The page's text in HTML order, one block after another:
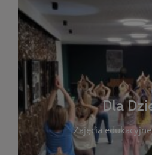
Dla
Zajęcia
plastycznych i spotkaniach z
dzieci. Biblioteka oferuje
opowiadań i lektur
kącik do wspólnego
rozbudzać miłość do
Zapraszamy do wspólnej
świata
WIĘCEJ